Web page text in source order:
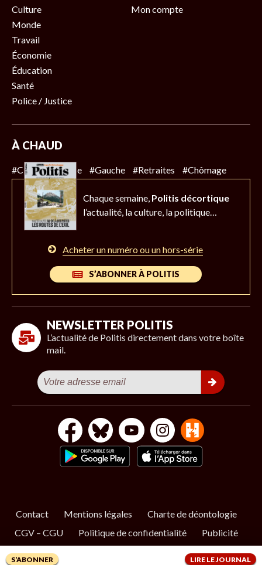
Culture
Monde
Travail
Économie
Éducation
Santé
Police / Justice
Mon compte
À CHAUD
#Climat #Police #Gauche #Retraites #Chômage
Chaque semaine, Politis décortique
l’actualité, la culture, la politique…
Acheter un numéro ou un hors-série
S’ABONNER À POLITIS
NEWSLETTER POLITIS
L’actualité de Politis directement dans votre boîte
mail.
Contact Mentions légales
Charte de déontologie
CGV – CGU
Politique de confidentialité
Publicité
S’ABONNER LIRE LE JOURNAL